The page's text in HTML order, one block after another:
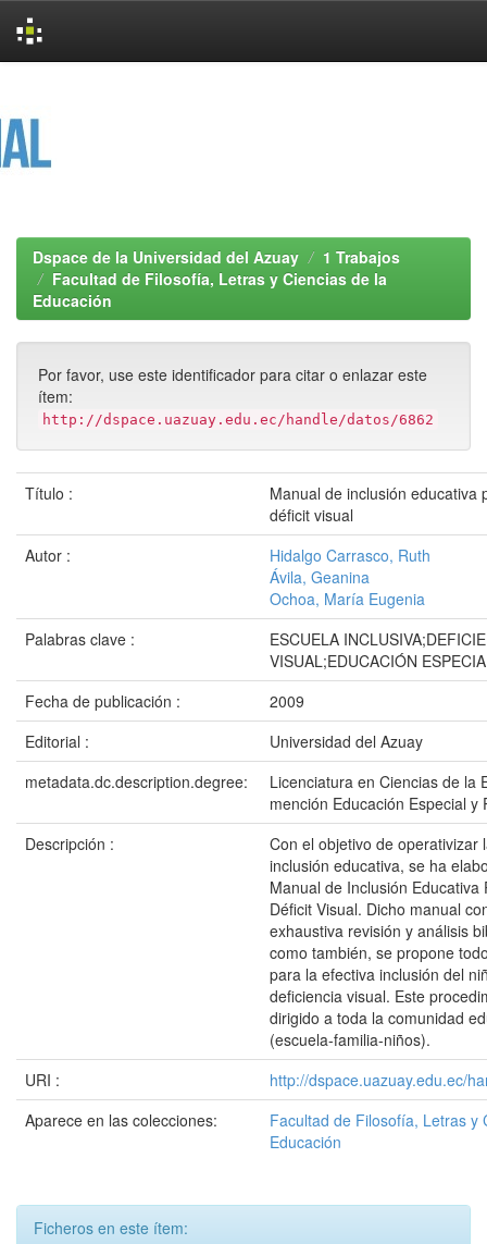
Dspace de la Universidad del Azuay
1 Trabajos
Facultad de Filosofía, Letras y Ciencias de la
Educación
Por favor, use este identificador para citar o enlazar este
ítem:
http://dspace.uazuay.edu.ec/handle/datos/6862
Título :
Manual de inclusión educativa
déficit visual
Autor :
Hidalgo Carrasco, Ruth
Ávila, Geanina
Ochoa, María Eugenia
Palabras clave :
ESCUELA
VISUAL;EDUCACIÓN
Fecha de publicación :
2009
Editorial :
Universidad del Azuay
metadata.dc.description.degree:
Licenciatura en Ciencias de la
mención Educación Especial y
Descripción :
Con el objetivo de operativizar
inclusión educativa, se ha
Manual de Inclusión Educativa
Déficit Visual. Dicho manual
exhaustiva revisión y análisis
como también, se propone
para la efectiva inclusión del
deficiencia visual. Este
dirigido a toda la comunidad
(escuela-familia-niños).
URI :
http://dspace.uazuay.edu.ec/
Aparece en las colecciones:
Facultad de Filosofía, Letras y
Educación
Ficheros en este ítem: